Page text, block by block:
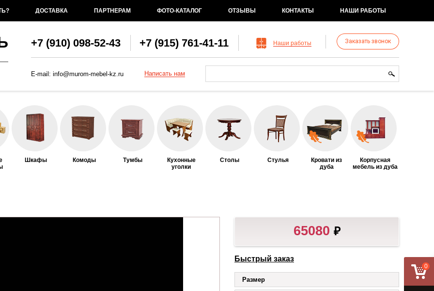
ДОСТАВКА ПАРТНЕРАМ ФОТО-КАТАЛОГ ОТЗЫВЫ КОНТАКТЫ НАШИ РАБОТЫ
+7 (910) 098-52-43 +7 (915) 761-41-11 Наши работы Заказать звонок
E-mail: info@murom-mebel-kz.ru Написать нам
Шкафы Комоды Тумбы
Кухонные
уголки
Столы Стулья
Кровати из
дуба
Корпусная
мебель из дуба
65080 ₽
Быстрый заказ
Размер
0